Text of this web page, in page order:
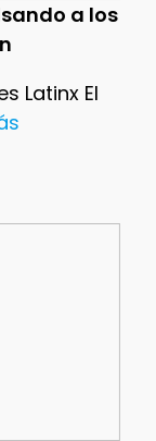
a los
Latinx El